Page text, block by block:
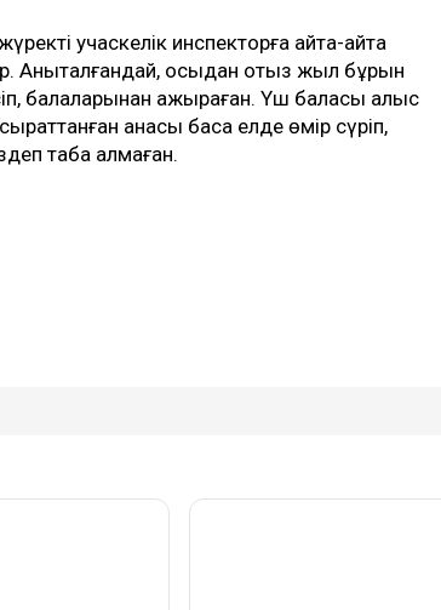
учаскелік инспекторға қайта-қайта
Анықталғандай, осыдан отыз жыл бұрын
балаларынан ажыраған. Үш баласы алыс
анасы басқа елде өмір сүріп,
таба алмаған.